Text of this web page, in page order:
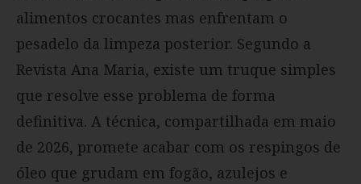
alimentos crocantes mas enfrentam o
pesadelo da limpeza posterior. Segundo a
Revista Ana Maria, existe um truque simples
que resolve esse problema de forma
definitiva. A técnica, compartilhada em maio
de 2026, promete acabar com os respingos de
óleo que grudam em fogão, azulejos e